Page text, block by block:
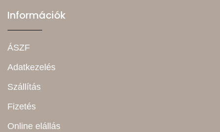
Információk
ÁSZF
Adatkezelés
Szállítás
Fizetés
Online elállás